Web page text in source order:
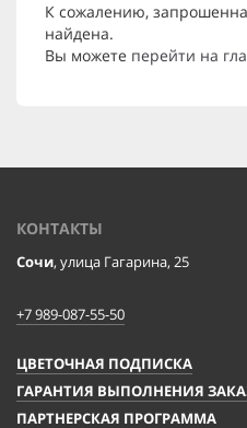
К сожалению,
найдена.
Вы можете перейти на
КОНТАКТЫ
Сочи, улица Гагарина, 25
+7 989-087-55-50
ЦВЕТОЧНАЯ ПОДПИСКА
ГАРАНТИЯ ВЫПОЛНЕНИЯ
ПАРТНЕРСКАЯ ПРОГРАММА